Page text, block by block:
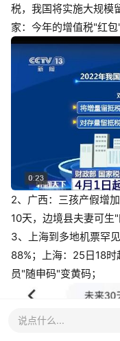
税，我国将实施大规模
家：今年的增值税"红包
2、广西：三孩产假增
10天，边境县夫妻可生"
3、上海到多地机票罕
88%；上海：25日18
员"随申码"变黄码；
说点什么...